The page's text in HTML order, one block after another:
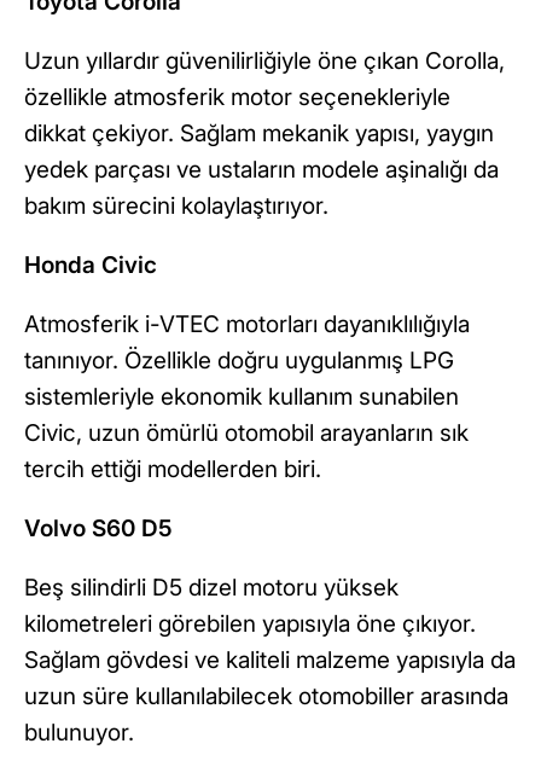
Uzun yıllardır güvenilirliğiyle öne çıkan Corolla,
özellikle atmosferik motor seçenekleriyle
dikkat çekiyor. Sağlam mekanik yapısı, yaygın
yedek parçası ve ustaların modele aşinalığı da
bakım sürecini kolaylaştırıyor.
Honda Civic
Atmosferik i-VTEC motorları dayanıklılığıyla
tanınıyor. Özellikle doğru uygulanmış LPG
sistemleriyle ekonomik kullanım sunabilen
Civic, uzun ömürlü otomobil arayanların sık
tercih ettiği modellerden biri.
Volvo S60 D5
Beş silindirli D5 dizel motoru yüksek
kilometreleri görebilen yapısıyla öne çıkıyor.
Sağlam gövdesi ve kaliteli malzeme yapısıyla da
uzun süre kullanılabilecek otomobiller arasında
bulunuyor.